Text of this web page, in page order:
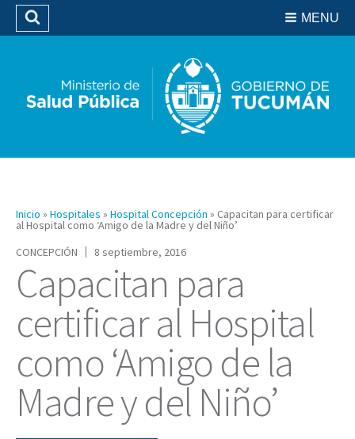
Biblioteca
MENU
Buscar
Inicio » Hospitales » Hospital Concepción » Capacitan para certificar
al Hospital como ‘Amigo de la Madre y del Niño’
CONCEPCIÓN
8 septiembre, 2016
Capacitan para
certificar al Hospital
como ‘Amigo de la
Madre y del Niño’